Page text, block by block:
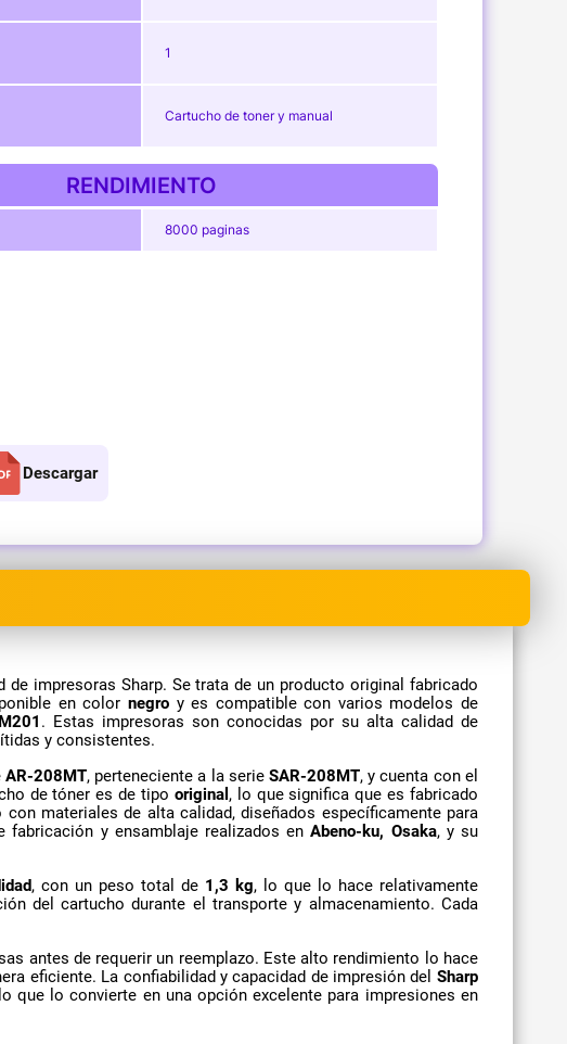
1
Cartucho de toner y manual
RENDIMIENTO
8000 paginas
Descargar
impresoras Sharp. Se trata de un producto original fabricado
en color negro y es compatible con varios modelos de
. Estas impresoras son conocidas por su alta calidad de
y consistentes.
AR-208MT, perteneciente a la serieSAR-208MT, y cuenta con el
de tóner es de tipo original , lo que significa que es fabricado
materiales de alta calidad, diseñados específicamente para
fabricación y ensamblaje realizados enAbeno-ku, Osaka, y su
, con un peso total de 1,3 kg, lo que lo hace relativamente
del cartucho durante el transporte y almacenamiento. Cada
antes de requerir un reemplazo. Este alto rendimiento lo hace
eficiente. La confiabilidad y capacidad de impresión del Sharp
lo convierte en una opción excelente para impresiones en